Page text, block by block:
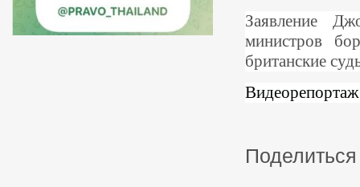
Заявление
министров
британские